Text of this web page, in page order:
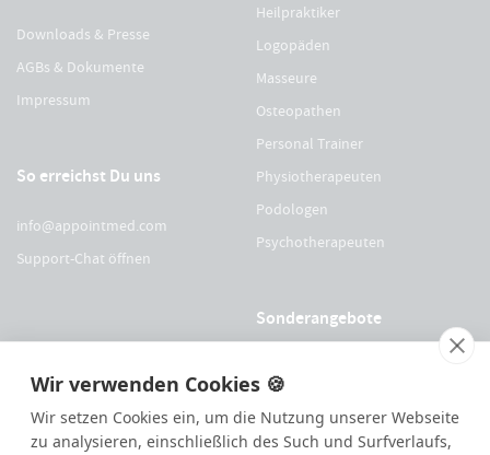
Wir verwenden Cookies 🍪
Wir setzen Cookies ein, um die Nutzung unserer Webseite
zu analysieren, einschließlich des Such und Surfverlaufs,
Downloads & Presse
AGBs & Dokumente
Impressum
So erreichst Du uns
info@appointmed.com
Support-Chat öffnen
Heilpraktiker
Logopäden
Masseure
Osteopathen
Personal Trainer
Physiotherapeuten
Podologen
Psychotherapeuten
Sonderangebote
Für OEGO Mitglieder